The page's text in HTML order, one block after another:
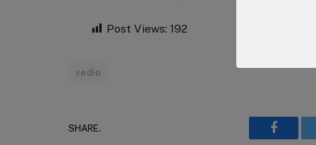
Post Views: 192
vedio
SHARE.